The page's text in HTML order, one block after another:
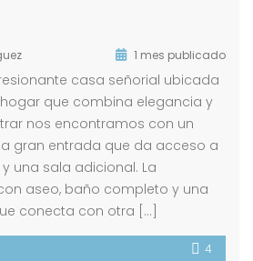
1 mes publicado
casa señorial ubicada
hogar que combina elegancia y
nos encontramos con un
gran entrada que da acceso a
una sala adicional. La
aseo, baño completo y una
conecta con otra […]
4